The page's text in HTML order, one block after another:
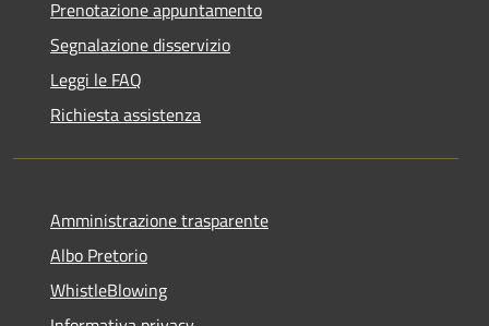
Prenotazione appuntamento
Segnalazione disservizio
Leggi le FAQ
Richiesta assistenza
Amministrazione trasparente
Albo Pretorio
WhistleBlowing